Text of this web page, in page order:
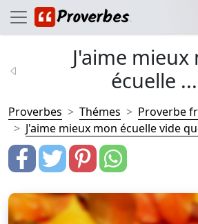
J'aime mieux
écuelle ...
Proverbes Thémes
Proverbe
J'aime mieux mon écuelle vide